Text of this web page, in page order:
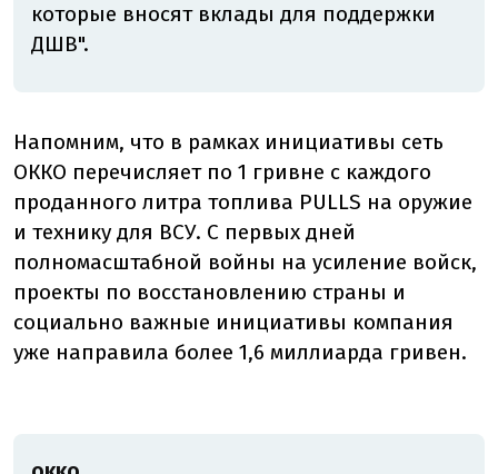
которые вносят вклады для поддержки
ДШВ".
Напомним, что в рамках инициативы сеть
ОККО перечисляет по 1 гривне с каждого
проданного литра топлива PULLS на оружие
и технику для ВСУ. С первых дней
полномасштабной войны на усиление войск,
проекты по восстановлению страны и
социально важные инициативы компания
уже направила более 1,6 миллиарда гривен.